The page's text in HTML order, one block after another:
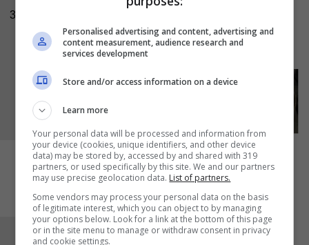
3
necessario affinchè diventino croccanti e
lucide. Condite con ilpepee, se volete, anche
con una spolverata diprezzemolo.
Leschie alla venezianaappena pronte sono
Personalised advertising and content, advertising and
content measurement, audience research and
services development
Store and/or access information on a device
Learn more
Your personal data will be processed and information from
your device (cookies, unique identifiers, and other device
data) may be stored by, accessed by and shared with 319
partners, or used specifically by this site. We and our partners
may use precise geolocation data. List of partners.
Some vendors may process your personal data on the basis
of legitimate interest, which you can object to by managing
your options below. Look for a link at the bottom of this page
or in the site menu to manage or withdraw consent in privacy
and cookie settings.